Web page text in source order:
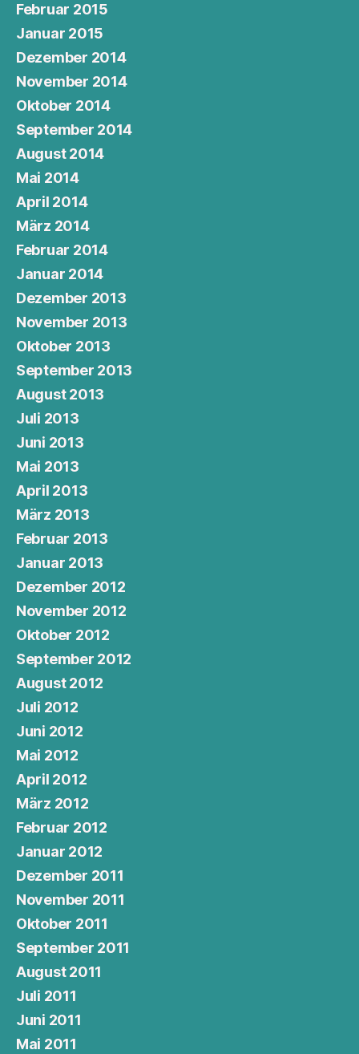
Februar 2015
Januar 2015
Dezember 2014
November 2014
Oktober 2014
September 2014
August 2014
Mai 2014
April 2014
März 2014
Februar 2014
Januar 2014
Dezember 2013
November 2013
Oktober 2013
September 2013
August 2013
Juli 2013
Juni 2013
Mai 2013
April 2013
März 2013
Februar 2013
Januar 2013
Dezember 2012
November 2012
Oktober 2012
September 2012
August 2012
Juli 2012
Juni 2012
Mai 2012
April 2012
März 2012
Februar 2012
Januar 2012
Dezember 2011
November 2011
Oktober 2011
September 2011
August 2011
Juli 2011
Juni 2011
Mai 2011